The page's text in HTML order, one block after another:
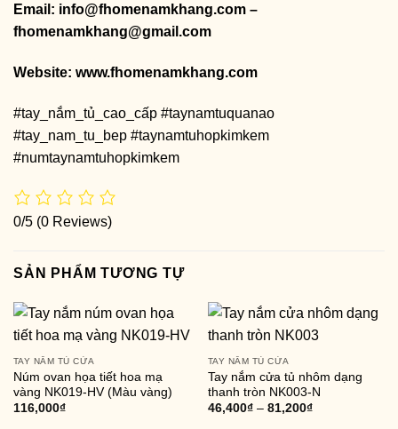
Email: info@fhomenamkhang.com –
fhomenamkhang@gmail.com
Website: www.fhomenamkhang.com
#tay_nắm_tủ_cao_cấp #taynamtuquanao
#tay_nam_tu_bep #taynamtuhopkimkem
#numtaynamtuhopkimkem
0/5 (0 Reviews)
SẢN PHẨM TƯƠNG TỰ
TAY NẮM TỦ CỬA
Núm ovan họa tiết hoa mạ
vàng NK019-HV (Màu vàng)
116,000₫
TAY NẮM TỦ CỬA
Tay nắm cửa tủ nhôm dạng
thanh tròn NK003-N
46,400₫– 81,200₫